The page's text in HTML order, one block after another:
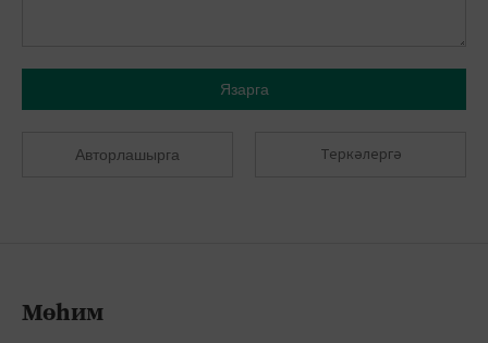
Язарга
Авторлашырга Теркәлергә
Мөһим